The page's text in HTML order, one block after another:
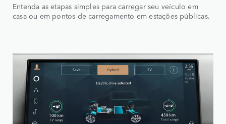
Entenda as etapas simples para carregar seu veículo em
casa ou em pontos de carregamento em estações públicas.